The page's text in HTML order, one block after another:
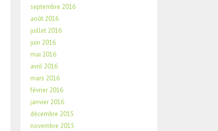
septembre 2016
août 2016
juillet 2016
juin 2016
mai 2016
avril 2016
mars 2016
février 2016
janvier 2016
décembre 2015
novembre 2015